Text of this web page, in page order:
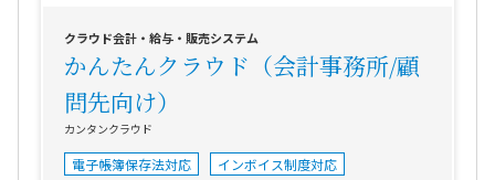
クラウド会計・給与・販売システム
かんたんクラウド（会計事務所/顧
問先向け）
カンタンクラウド
電子帳簿保存法対応 インボイス制度対応